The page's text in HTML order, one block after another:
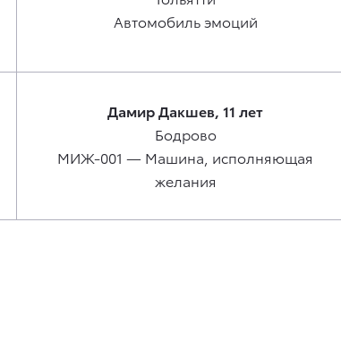
Автомобиль эмоций
Дамир Дакшев, 11 лет
Бодрово
МИЖ-001 — Машина, исполняющая
желания